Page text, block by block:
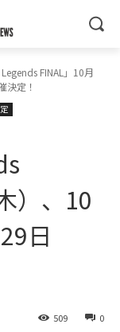
Legends FINAL」10月
決定！
）、10
日
0
509